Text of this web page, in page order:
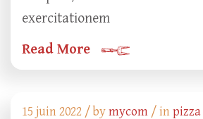
exercitationem
Read More
15 juin 2022 /bymycom / inpizza